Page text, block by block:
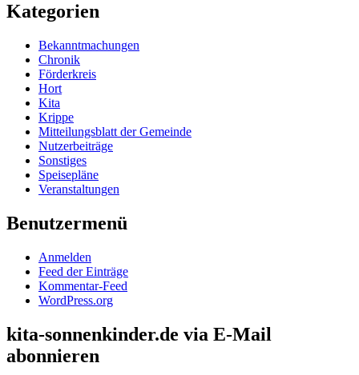
Kategorien
Bekanntmachungen
Chronik
Förderkreis
Hort
Kita
Krippe
Mitteilungsblatt der Gemeinde
Nutzerbeiträge
Sonstiges
Speisepläne
Veranstaltungen
Benutzermenü
Anmelden
Feed der Einträge
Kommentar-Feed
WordPress.org
kita-sonnenkinder.de via E-Mail
abonnieren